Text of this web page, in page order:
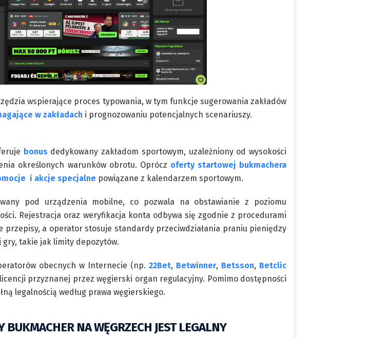
wspierające proces typowania, w tym funkcje sugerowania zakładów
w zakładach i prognozowaniu potencjalnych scenariuszy.
bonus dedykowany zakładom sportowym, uzależniony od wysokości
określonych warunków obrotu. Oprócz oferty startowej bukmachera
i akcje specjalne powiązane z kalendarzem sportowym.
pod urządzenia mobilne, co pozwala na obstawianie z poziomu
Rejestracja oraz weryfikacja konta odbywa się zgodnie z procedurami
przepisy, a operator stosuje standardy przeciwdziałania praniu pieniędzy
takie jak limity depozytów.
obecnych w Internecie (np. 22Bet, Betwinner, Betsson, Betclic
przyznanej przez węgierski organ regulacyjny. Pomimo dostępności
legalnością według prawa węgierskiego.
BUKMACHER NA WĘGRZECH JEST LEGALNY